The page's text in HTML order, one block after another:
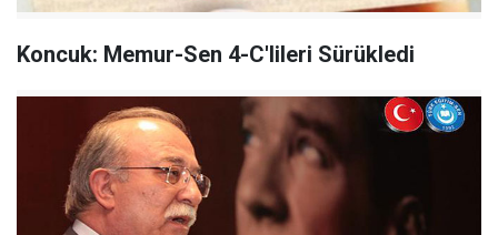
Koncuk: Memur-Sen 4-C'lileri Sürükledi